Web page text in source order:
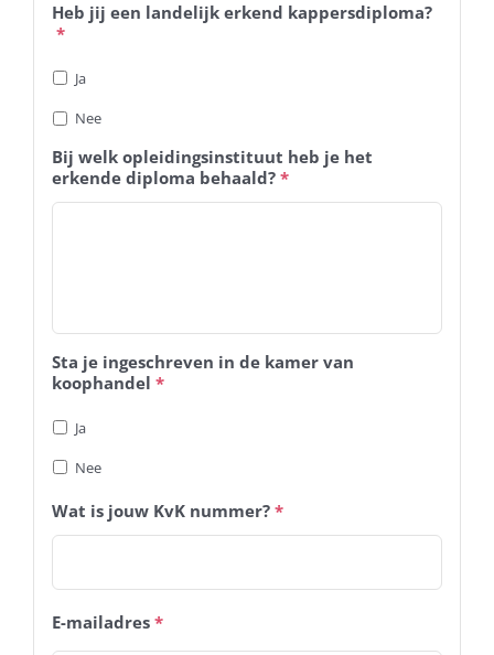
Heb jij een landelijk erkend kappersdiploma?
*
Ja
Nee
Bij welk opleidingsinstituut heb je het
erkende diploma behaald? *
Sta je ingeschreven in de kamer van
koophandel *
Ja
Nee
Wat is jouw KvK nummer? *
E-mailadres *